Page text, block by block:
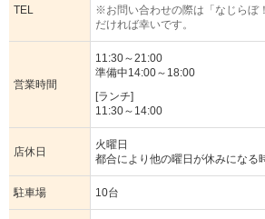
TEL
※お問い合わせの際は「なじらぼ
だければ幸いです。
営業時間
11:30～21:00
準備中14:00～18:00
[ランチ]
11:30～14:00
店休日
火曜日
都合により他の曜日が休みになる
駐車場 10台